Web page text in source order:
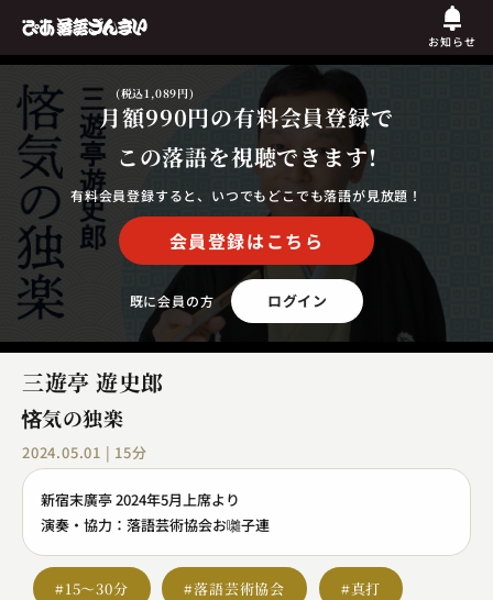
お知らせ
月額990円
(税込1,089円)
の有料会員登録で
この落語を視聴できます!
有料会員登録すると、いつでもどこでも落語が見放題！
会員登録はこちら
既に会員の方 ログイン
三遊亭 遊史郎
悋気の独楽
2024.05.01 | 15分
新宿末廣亭 2024年5月上席より
演奏・協力：落語芸術協会お囃子連
#15～30分 #落語芸術協会 #真打